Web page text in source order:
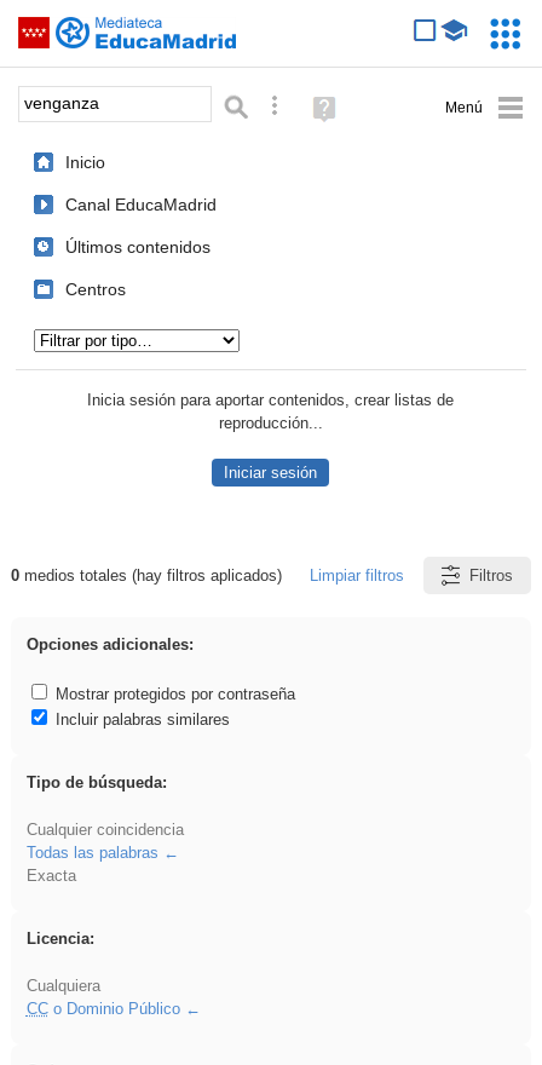
Saltar navegación
Palabra o frase: Búsqueda avanzada
Ayuda
(en
Inicio
Canal EducaMadrid
Últimos contenidos
Centros
Inicia sesión para aportar contenidos, crear listas de
reproducción...
Iniciar sesión
Resultados de: venganza
0medios totales (hay filtros aplicados) Limpiar filtros Filtros
Opciones adicionales:
Mostrar protegidos por contraseña
Incluir palabras similares
Tipo de búsqueda:
Cualquier coincidencia
Todas las palabras
Exacta
Licencia:
Cualquiera
CCo Dominio Público